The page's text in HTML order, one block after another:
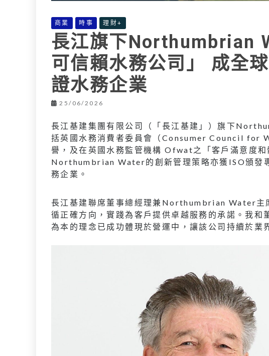
商業 時事 理財+
長江旗下Northumbrian
可信賴水務公司」 成全
證水務企業
25/06/2026
長江基建集團有限公司（「長江基建」）旗下
括英國水務消費者委員會（Consumer Council for
譽，及在英國水務監管機構 Ofwat之「客戶滿意度和
Northumbrian Water的創新管理策略亦獲ISO頒發
務企業。
長江基建聯席董事總經理兼Northumbrian Water主
循正確方向，實踐為客戶提供卓越服務的承諾。我
為本的理念已成功體現於營運中，讓該公司持續於業